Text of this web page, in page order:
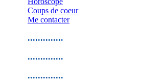
Coups de coeur
Me contacter
..............
..............
..............